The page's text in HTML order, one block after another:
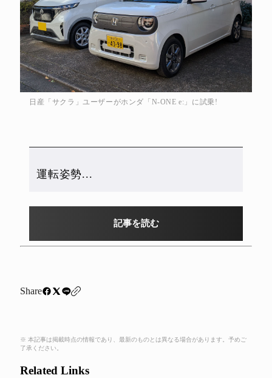
日産「サクラ」ユーザーがホンダ「N-ONE e:」に試乗!
運転姿勢...
記事を読む
Share
※ 本記事は掲載時点の情報であり、最新のものとは異なる場合があります。予めご
了承ください。
Related Links